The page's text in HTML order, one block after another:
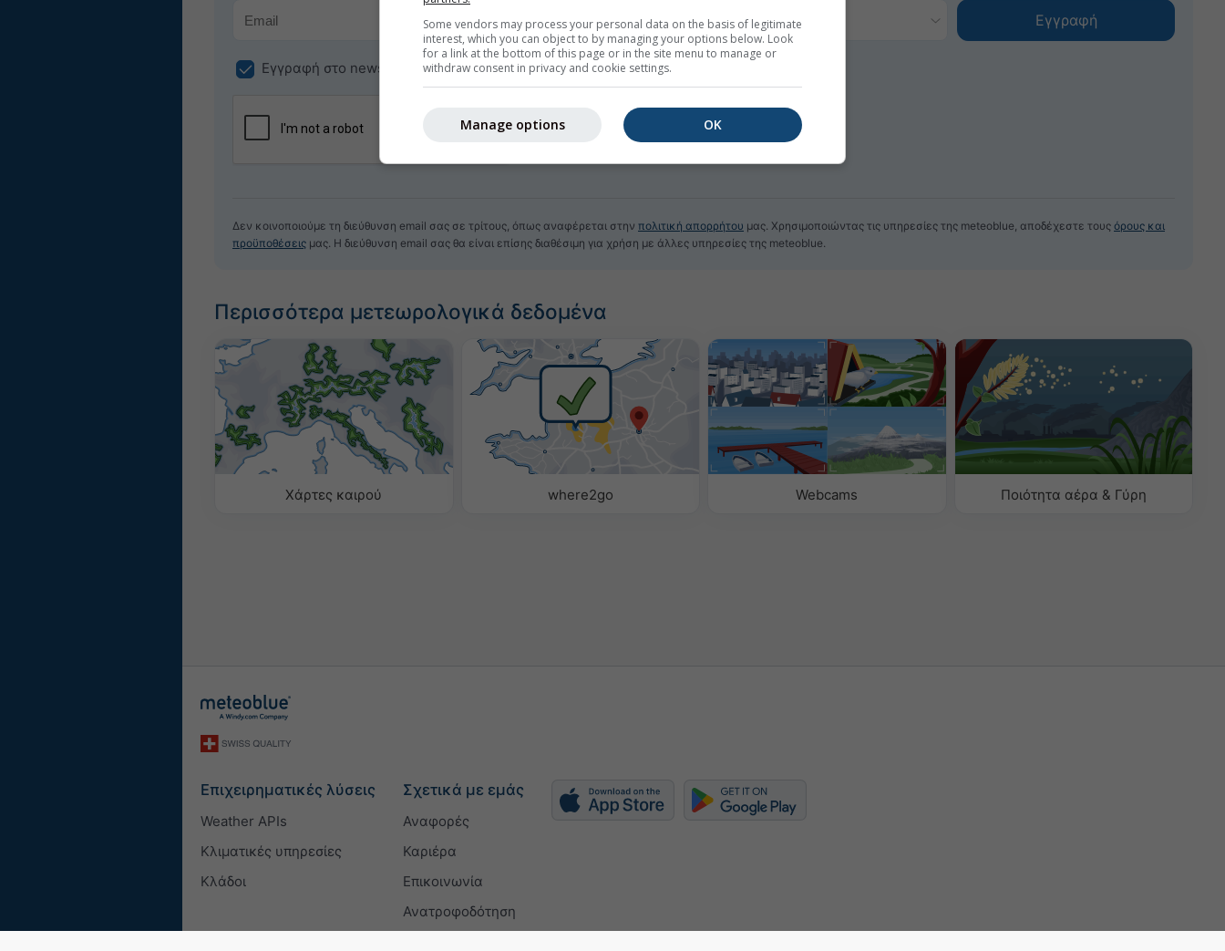
Εγγραφή στο newsletter
Δεν κοινοποιούμε τη διεύθυνση email σας σε τρίτους, όπως αναφέρεται στην πολιτική απορρήτου μας. Χρησιμοποιώντας τις υπηρεσίες της meteoblue, αποδέχεστε τους όρους και
προϋποθέσεις μας. Η διεύθυνση email σας θα είναι επίσης διαθέσιμη για χρήση με άλλες υπηρεσίες της meteoblue.
Περισσότερα μετεωρολογικά δεδομένα
Χάρτες καιρού where2go Webcams Ποιότητα αέρα & Γύρη
Επιχειρηματικές λύσεις
Weather APIs
Κλιματικές υπηρεσίες
Κλάδοι
Σχετικά με εμάς
Αναφορές
Καριέρα
Επικοινωνία
Ανατροφοδότηση
Some vendors may process your personal data on the basis of legitimate
interest, which you can object to by managing your options below. Look
for a link at the bottom of this page or in the site menu to manage or
withdraw consent in privacy and cookie settings.
OK
Manage options